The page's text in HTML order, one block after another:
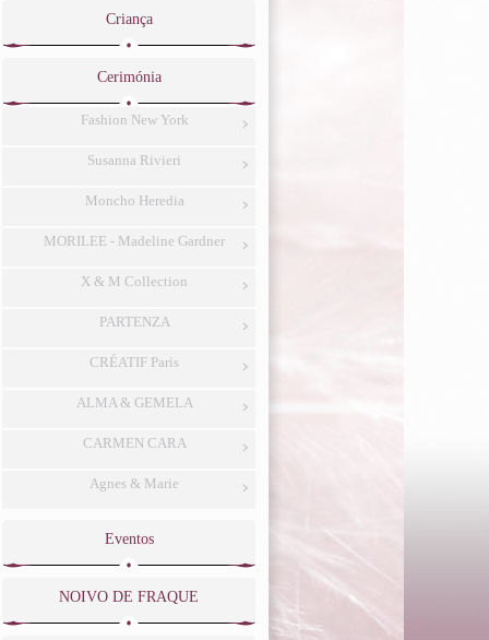
Criança
Cerimónia
Fashion New York
Susanna Rivieri
Moncho Heredia
MORILEE - Madeline Gardner
X & M Collection
PARTENZA
CRÉATIF Paris
ALMA & GEMELA
CARMEN CARA
Agnes & Marie
Eventos
NOIVO DE FRAQUE